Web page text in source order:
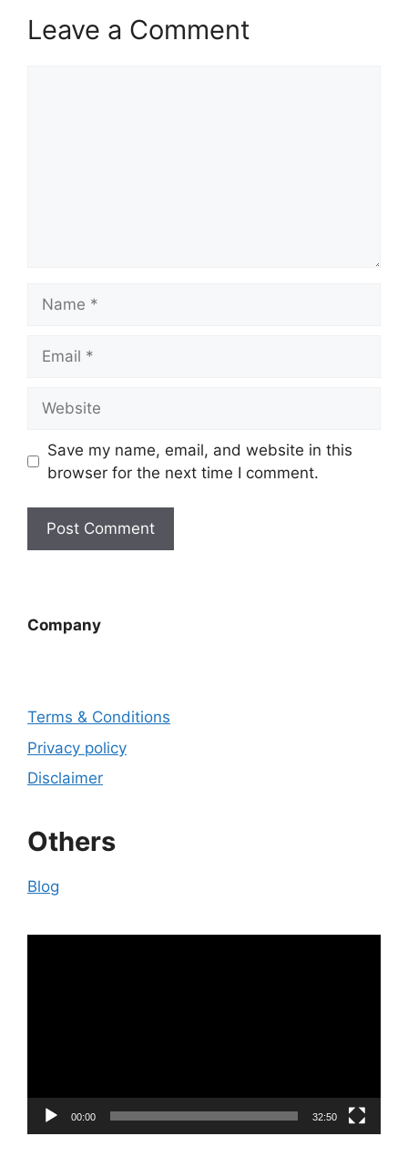
Leave a Comment
Save my name, email, and website in this
browser for the next time I comment.
Company
Terms & Conditions
Privacy policy
Disclaimer
Others
Blog
00:00 32:50